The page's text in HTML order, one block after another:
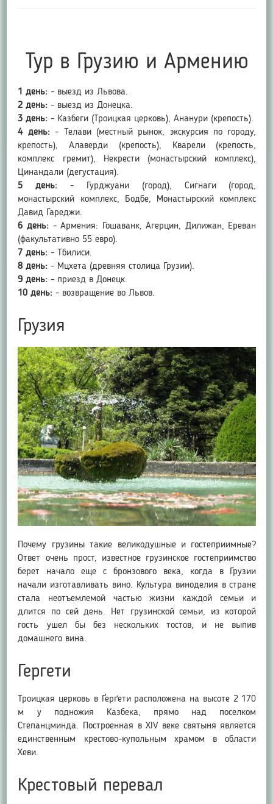
Тур в Грузию и Армению
1 день: - выезд из Львова.
2 день: - выезд из Донецка.
3 день: - Казбеги (Троицкая церковь), Ананури (крепость).
4 день:- Телави (местный рынок, экскурсия по городу,
крепость), Алаверди (крепость), Кварели (крепость,
комплекс гремит), Некрести (монастырский комплекс),
Цинандали (дегустация).
5 день: - Гурджуани (город), Сигнаги (город,
монастырский комплекс, Бодбе, Монастырский комплекс
Давид Гареджи.
6 день:- Армения: Гошаванк, Агерцин, Дилижан, Ереван
(факультативно 55 евро).
7 день: - Тбилиси.
8 день: - Мцхета (древняя столица Грузии).
9 день: - приезд в Донецк.
10 день: - возвращение во Львов.
Грузия
Почему грузины такие великодушные и гостеприимные?
Ответ очень прост, известное грузинское гостеприимство
берет начало еще с бронзового века, когда в Грузии
начали изготавливать вино. Культура виноделия в стране
стала неотъемлемой частью жизни каждой семьи и
длится по сей день. Нет грузинской семьи, из которой
гость ушел бы без нескольких тостов, и не выпив
домашнего вина.
Гергети
Троицкая церковь в Ґерґети расположена на высоте 2 170
м у подножия Казбека, прямо над поселком
Степанцминда. Построенная в XIV веке святыня является
единственным крестово-купольным храмом в области
Хеви.
Крестовый перевал